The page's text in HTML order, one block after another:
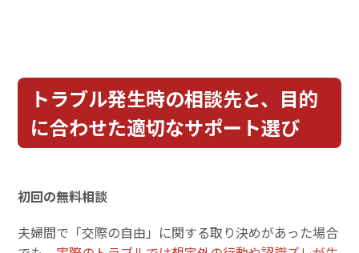
トラブル発生時の相談先と、目的
に合わせた適切なサポート選び
初回の無料相談
夫婦間で「交際の自由」に関する取り決めがあった場合